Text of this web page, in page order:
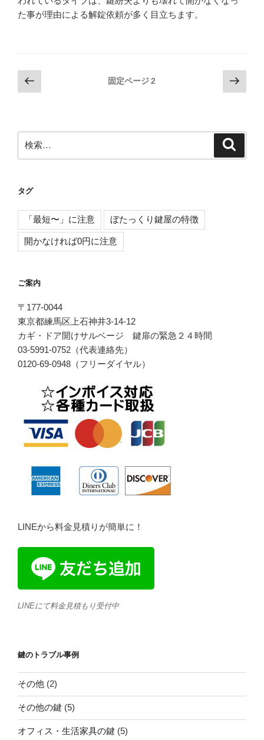
た事が理由による解錠依頼が多く目立ちます。
投
稿
ー
ジ
り
前
の
ジ
固定ページ2
次
の
ジ
索:
タグ
「最短〜」に注意 ぼたっくり鍵屋の特徴
開かなければ0円に注意
ご案内
〒177-0044
東京都練馬区上石神井3-14-12
カギ・ドア開けサルベージ 鍵扉の緊急２４時間
03-5991-0752（代表連絡先）
0120-69-0948（フリーダイヤル）
LINEから料金見積りが簡単に！
LINEにて料金見積もり受付中
鍵のトラブル事例
その他 (2)
その他の鍵 (5)
オフィス・生活家具の鍵 (5)